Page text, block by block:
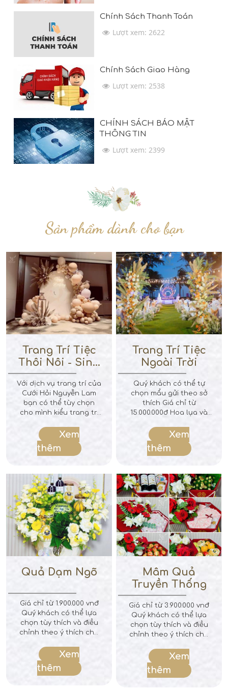
Chính Sách Thanh Toán
Lượt xem: 2622
Chính Sách Giao Hàng
Lượt xem: 2538
CHÍNH SÁCH BẢO MẬT
THÔNG TIN
Lượt xem: 2399
Sản phẩm dành cho bạn
Trang Trí Tiệc
Thôi Nôi - Sinh
Nhật
Với dịch vụ trang trí của
Cưới Hỏi Nguyễn Lam
bạn có thể tùy chọn
cho mình kiểu trang trí
chúng tôi không ngại
sáng tạo để làm nên
một đám cưới đẹp, mà
nghiệm về một dịch vụ
cưới tốt nhất hiện nay.
Xem
thêm
Trang Trí Tiệc
Ngoài Trời
Quý khách có thể tự
chọn mẩu gửi theo sở
thích Giá chỉ từ
15.000.000đ Hoa lụa và
của quý khách .
Xem
thêm
Quả Dạm Ngõ
Giá chỉ từ 1.900.000 vnđ
Quý khách có thể lựa
chọn tùy thích và điều
chỉnh theo ý thích cho
Xem
thêm
Mâm Quả
Truyền Thống
Giá chỉ từ 3.900.000 vnđ
Quý khách có thể lựa
chọn tùy thích và điều
chỉnh theo ý thích cho
2. Phụng trên trầu cau
3. Bánh cốm 4. Bánh
phu thê 5. Bánh bía 6.
Xem
thêm